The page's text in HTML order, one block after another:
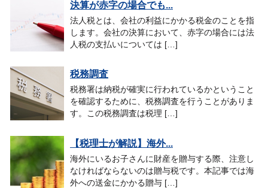
決算が赤字の場合でも...
法人税とは、会社の利益にかかる税金のことを指
します。会社の決算において、赤字の場合には法
人税の支払いについては […]
税務調査
税務署は納税が確実に行われているかということ
を確認するために、税務調査を行うことがありま
す。この税務調査は税理 […]
【税理士が解説】海外...
海外にいるお子さんに財産を贈与する際、注意し
なければならないのは贈与税です。本記事では海
外への送金にかかる贈与 […]